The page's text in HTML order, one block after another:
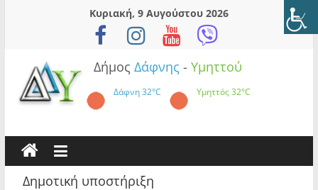
Κυριακή, 9 Αυγούστου 2026
Δήμος Δάφνης - Υμηττού
Δάφνη32°C Υμηττός32°C
Δημοτική υποστήριξη